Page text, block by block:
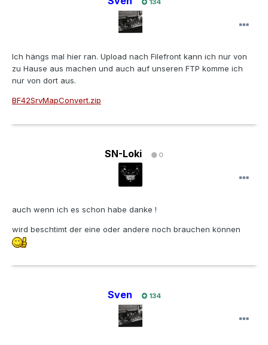
134
Ich hängs mal hier ran. Upload nach Filefront kann ich nur von
zu Hause aus machen und auch auf unseren FTP komme ich
nur von dort aus.
BF42SrvMapConvert.zip
SN-Loki 0
auch wenn ich es schon habe danke !
wird beschtimt der eine oder andere noch brauchen können
Sven 134